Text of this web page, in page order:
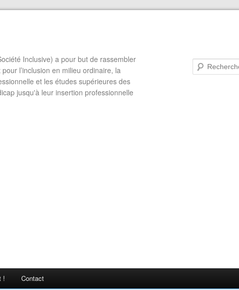
Inclusive) a pour but de rassembler
l’inclusion en milieu ordinaire, la
et les études supérieures des
jusqu'à leur insertion professionnelle
! Contact